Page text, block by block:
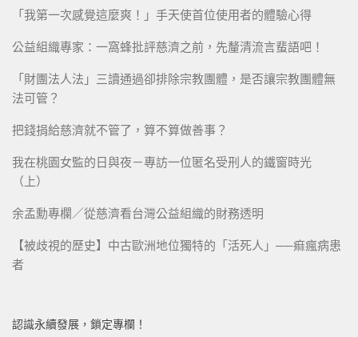
「我第一次感覺這麼爽！」手天使首位使用者的體驗心得
公益組織專家：一窩蜂批評慈濟之前，先釐清流言蜚語吧！
「財團法人法」三讀通過卻排除宗教團體，是否讓宗教團體無
法可管？
把錢捐給慈濟就不管了，算不算做善事？
我在桃園女監的日與夜－專訪一位匿名受刑人的鐵窗時光
（上）
余孟勳專欄／從慈濟看台灣公益組織的財務透明
【被歧視的歷史】中古歐洲地位獨特的「活死人」──痲瘋病患
者
認識永續發展，鎖定專欄！